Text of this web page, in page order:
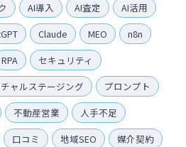
AI導入 AI査定
AI活用
Claude MEO
n8n
RPA
セキュリティ
ャルステージング
プロンプト
不動産営業
人手不足
口コミ 地域SEO
媒介契約